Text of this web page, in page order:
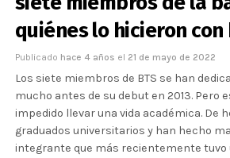
quiénes lo hicieron con
Publicado hace 4 años el 21 de mayo de 2022
Los siete miembros de BTS se han
mucho antes de su debut en 2013. Pero
impedido llevar una vida académica. De
graduados universitarios y han hecho
integrante que más recientemente tuvo